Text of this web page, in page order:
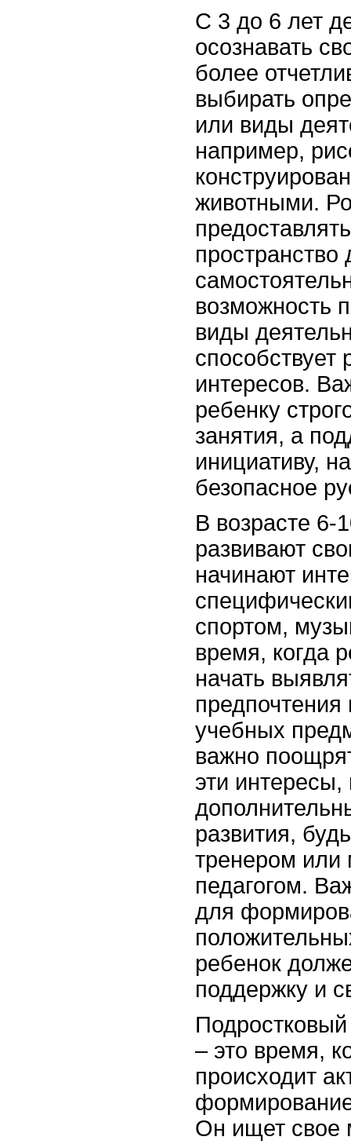
С 3 до 6 лет
осознавать
более
выбирать
или виды
например,
животными.
пространство
возможность
виды
способствует
интересов.
ребенку
занятия, а
инициативу,
безопасное
В возрасте 6-
развивают
начинают
спортом,
время, когда
начать
учебных
важно
эти интересы,
развития,
тренером
педагогом.
для
ребенок
поддержку и
– это время,
происходит
Он ищет свое